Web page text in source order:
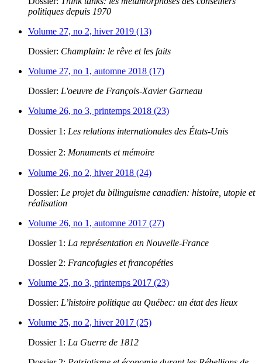
politiques depuis 1970
Volume 27, no 2, hiver 2019 (13)
Dossier: Champlain: le rêve et les faits
Volume 27, no 1, automne 2018 (17)
Dossier: L'oeuvre de François-Xavier Garneau
Volume 26, no 3, printemps 2018 (23)
Dossier 1: Les relations internationales des États-Unis
Dossier 2: Monuments et mémoire
Volume 26, no 2, hiver 2018 (24)
Dossier: Le projet du bilinguisme canadien: histoire, utopie et
réalisation
Volume 26, no 1, automne 2017 (27)
Dossier 1: La représentation en Nouvelle-France
Dossier 2: Francofugies et francopéties
Volume 25, no 3, printemps 2017 (23)
Dossier: L’histoire politique au Québec: un état des lieux
Volume 25, no 2, hiver 2017 (25)
Dossier 1: La Guerre de 1812